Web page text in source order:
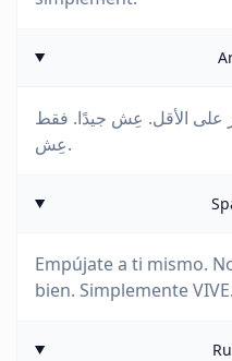
على الأقل. عِش جيدًا. فقط
عِش.
Empújate a ti mismo.
bien. Simplemente VIVE.